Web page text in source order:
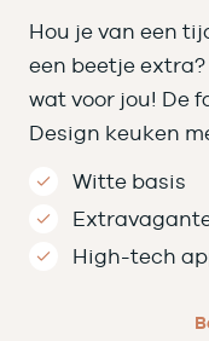
Hou je van een
een beetje
wat voor jou! De
Design keuken
Witte basis
High-tech